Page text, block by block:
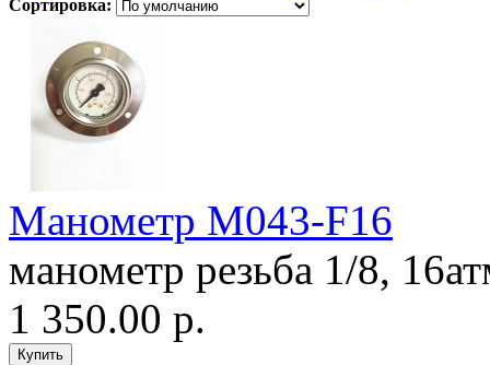
Сортировка:
Манометр M043-F16
манометр резьба 1/8,
1 350.00 р.